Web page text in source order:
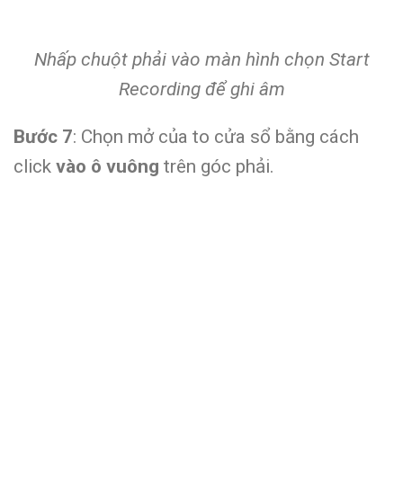
Nhấp chuột phải vào màn hình chọn Start
Recording để ghi âm
Bước 7: Chọn mở của to cửa sổ bằng cách
click vào ô vuông trên góc phải.